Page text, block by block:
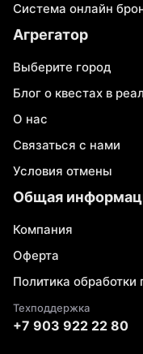
Система онлайн
Агрегатор
Выберите город
Блог о квестах в
О нас
Связаться с нами
Условия отмены
Общая
Компания
Оферта
Политика
Техподдержка
+7 903 922 22 80